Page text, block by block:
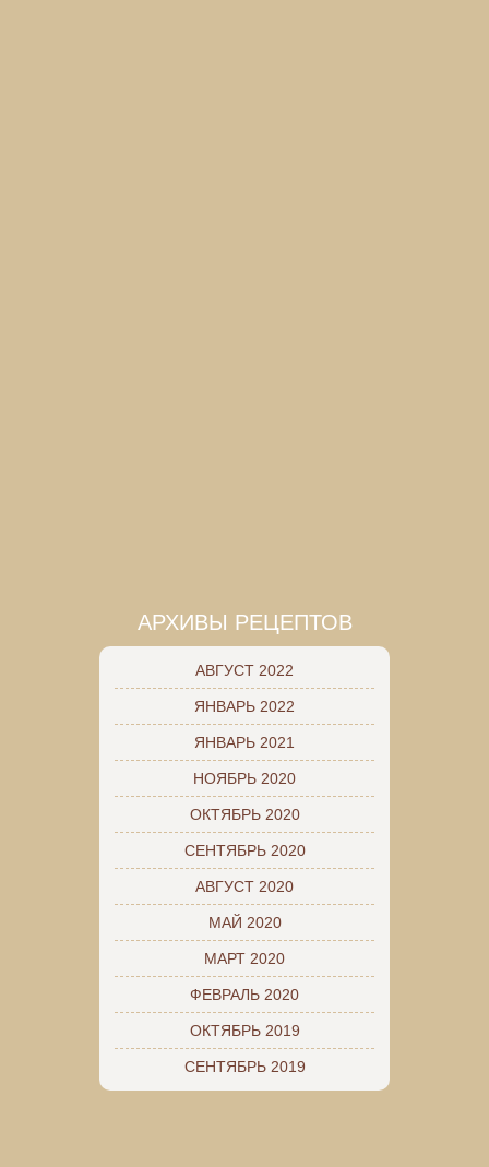
АРХИВЫ РЕЦЕПТОВ
АВГУСТ 2022
ЯНВАРЬ 2022
ЯНВАРЬ 2021
НОЯБРЬ 2020
ОКТЯБРЬ 2020
СЕНТЯБРЬ 2020
АВГУСТ 2020
МАЙ 2020
МАРТ 2020
ФЕВРАЛЬ 2020
ОКТЯБРЬ 2019
СЕНТЯБРЬ 2019